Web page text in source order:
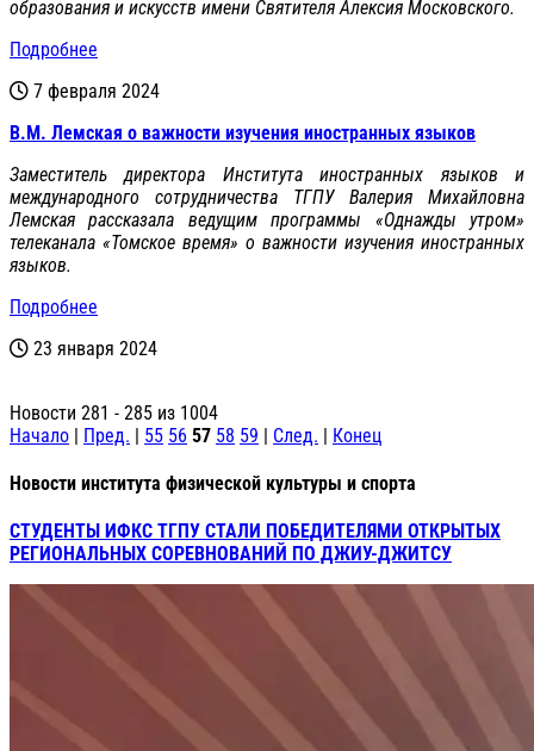
образования и искусств имени Святителя Алексия Московского.
Подробнее
7 февраля 2024
В.М. Лемская о важности изучения иностранных языков
Заместитель директора Института иностранных языков и
международного сотрудничества ТГПУ Валерия Михайловна
Лемская рассказала ведущим программы «Однажды утром»
телеканала «Томское время» о важности изучения иностранных
языков.
Подробнее
23 января 2024
Новости 281 - 285 из 1004
Начало | Пред. | 55 56 57 58 59 | След. | Конец
Новости института физической культуры и спорта
СТУДЕНТЫ ИФКС ТГПУ СТАЛИ ПОБЕДИТЕЛЯМИ ОТКРЫТЫХ
РЕГИОНАЛЬНЫХ СОРЕВНОВАНИЙ ПО ДЖИУ-ДЖИТСУ